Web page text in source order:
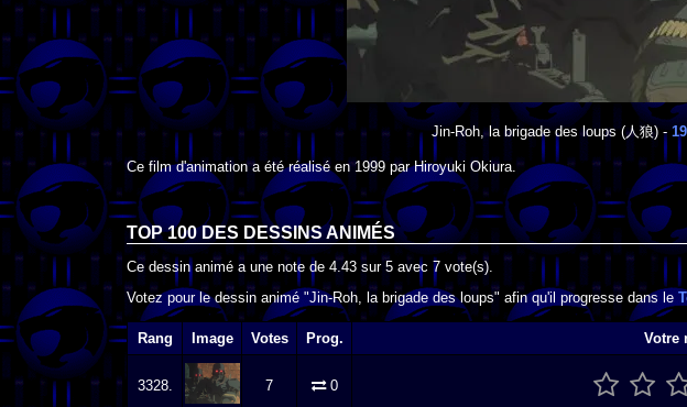
Jin-Roh, la brigade des loups(人狼) -
Ce film d'animation a été réalisé en1999 parHiroyuki Okiura.
TOP 100 DES DESSINS ANIMÉS
Ce dessin animé a une note de 4.43 sur 5 avec 7 vote(s).
Votez pour le dessin animé "Jin-Roh, la brigade des loups" afin qu'il progresse dans le
Rang Image Votes Prog. Votre
3328. 7 0